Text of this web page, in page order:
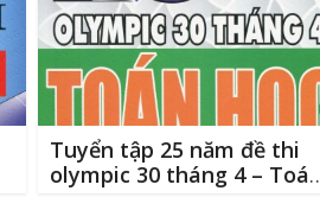
Tuyển tập 25 năm đề thi
olympic 30 tháng 4 – Toán